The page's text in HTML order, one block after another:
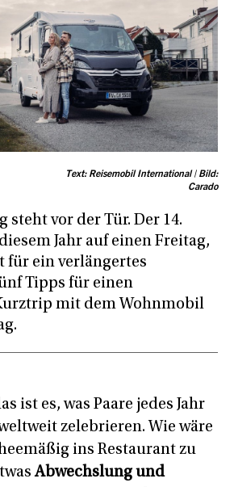
Text: Reisemobil International | Bild:
Carado
steht vor der Tür. Der 14.
Jahr auf einen Freitag,
für ein verlängertes
Tipps für einen
mit dem Wohnmobil
ist es, was Paare jedes Jahr
zelebrieren. Wie wäre
ins Restaurant zu
Abwechslung und